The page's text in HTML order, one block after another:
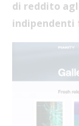
di reddito
indipendenti